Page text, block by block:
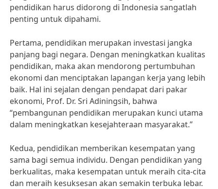
pendidikan harus didorong di Indonesia sangatlah
penting untuk dipahami.
Pertama, pendidikan merupakan investasi jangka
panjang bagi negara. Dengan meningkatkan kualitas
pendidikan, maka akan mendorong pertumbuhan
ekonomi dan menciptakan lapangan kerja yang lebih
baik. Hal ini sejalan dengan pendapat dari pakar
ekonomi, Prof. Dr. Sri Adiningsih, bahwa
“pembangunan pendidikan merupakan kunci utama
dalam meningkatkan kesejahteraan masyarakat.”
Kedua, pendidikan memberikan kesempatan yang
sama bagi semua individu. Dengan pendidikan yang
berkualitas, maka kesempatan untuk meraih cita-cita
dan meraih kesuksesan akan semakin terbuka lebar.